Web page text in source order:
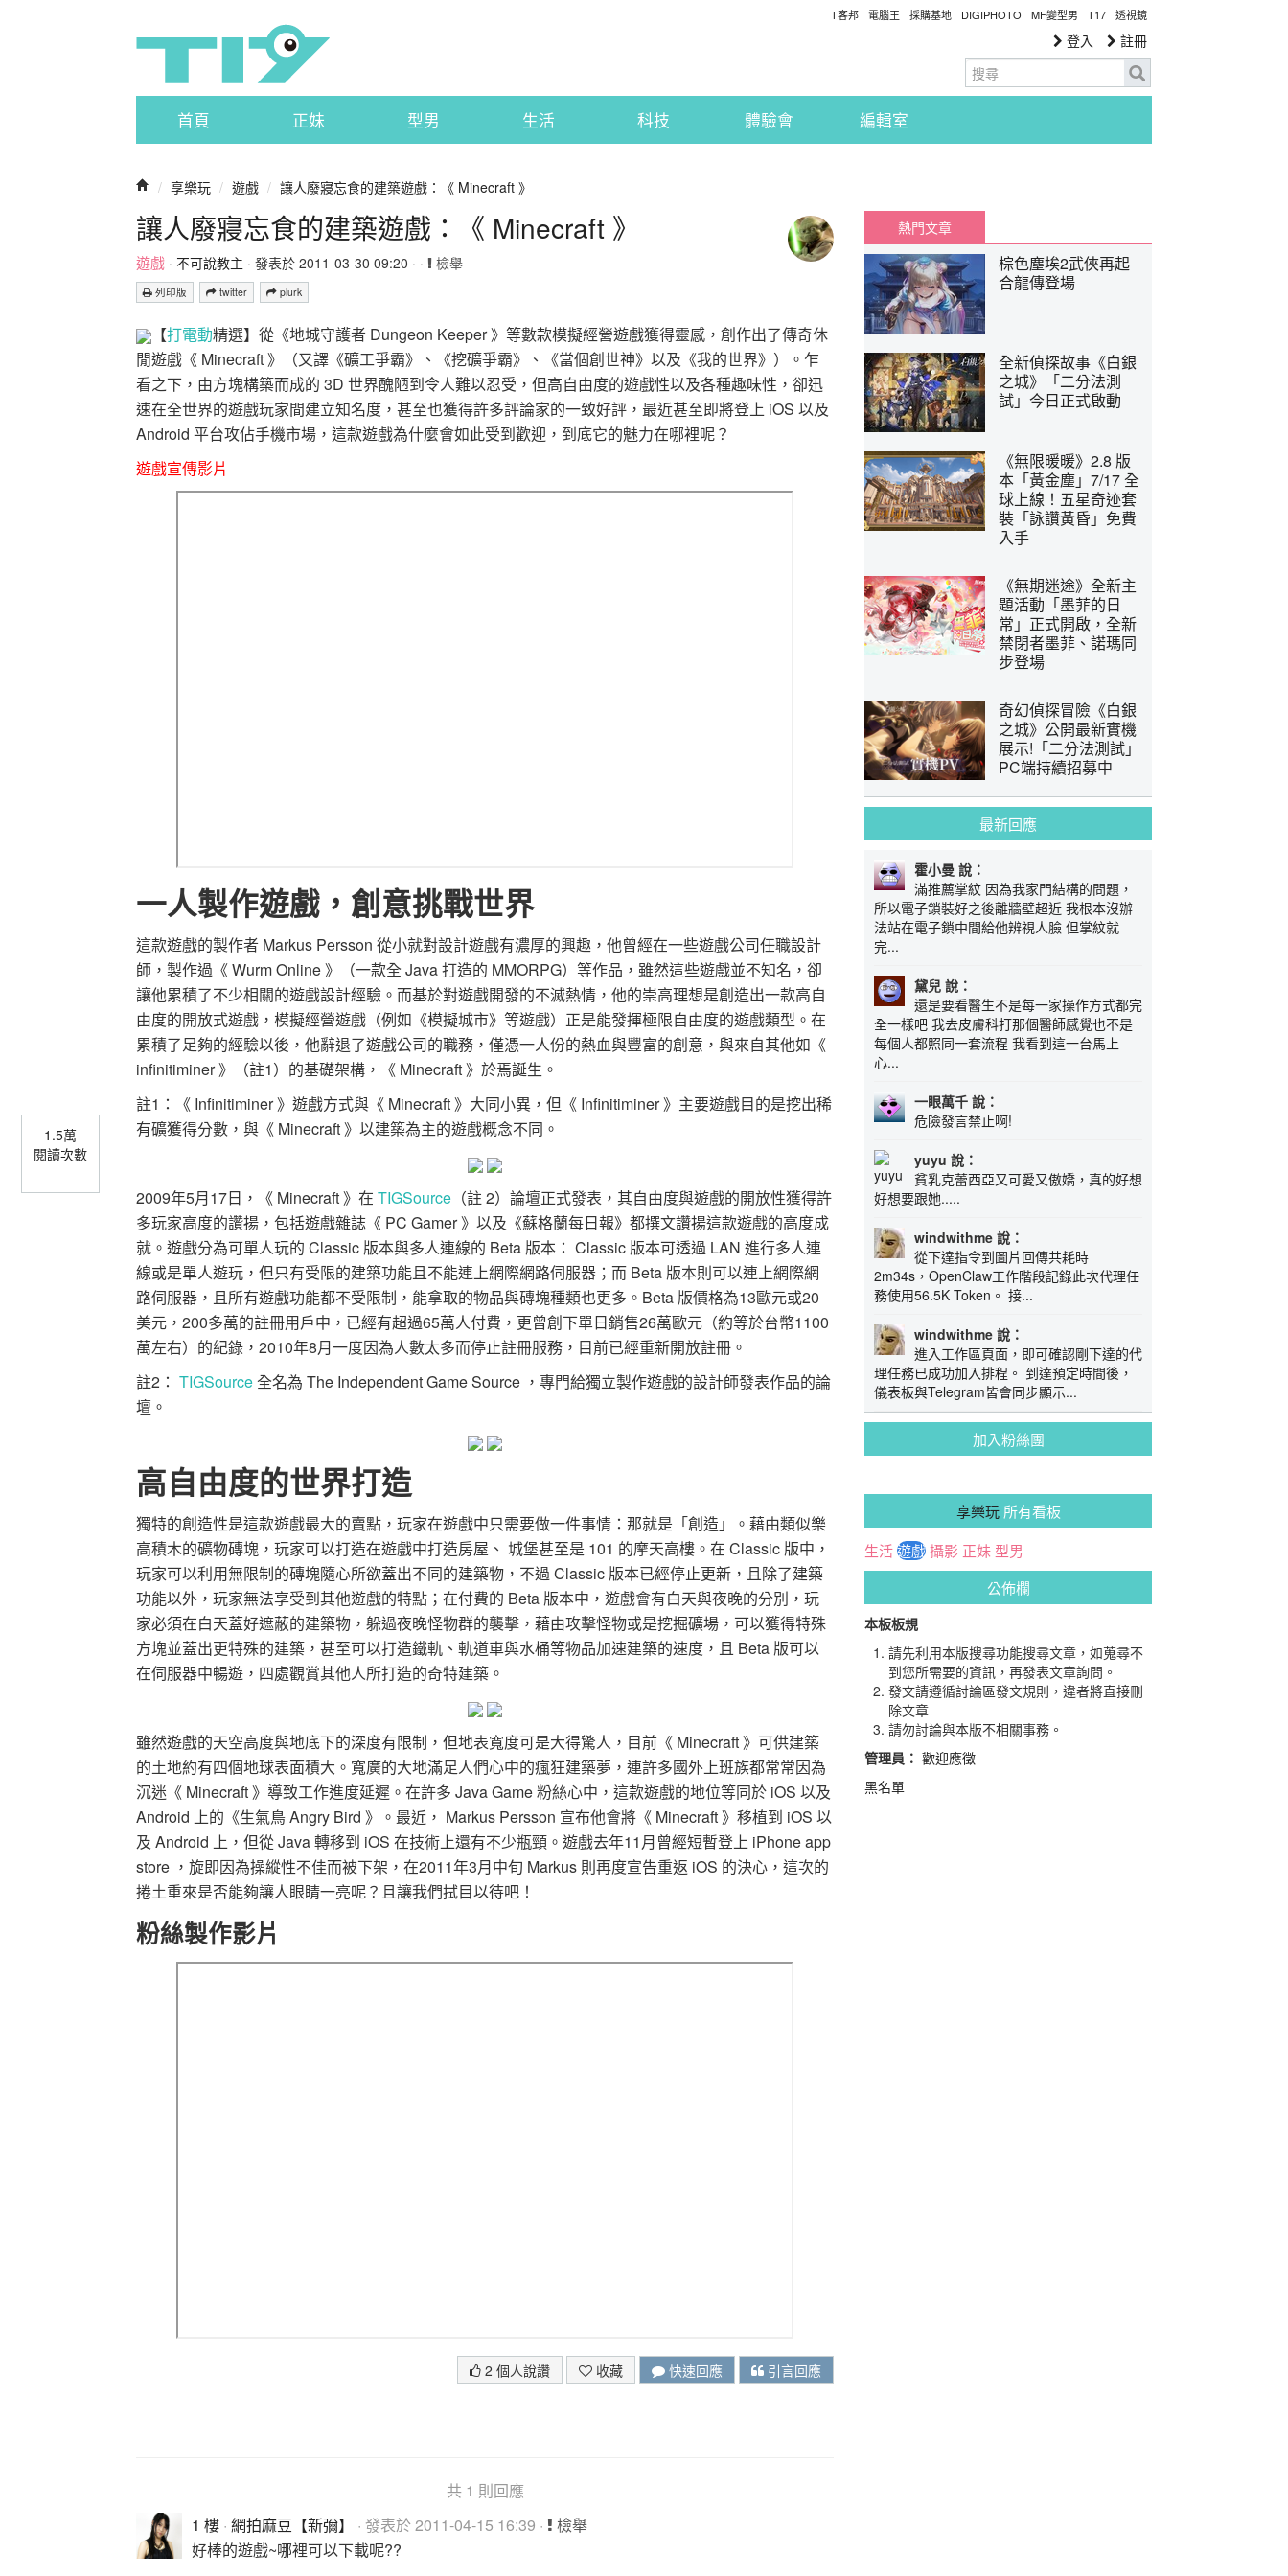
T客邦 電腦王 採購基地 DIGIPHOTO MF變型男 T17 透視鏡
登入 註冊
首頁 正妹 型男 生活 科技 體驗會 編輯室
/ 享樂玩 / 遊戲 / 讓人廢寢忘食的建築遊戲：《 Minecraft 》
讓人廢寢忘食的建築遊戲：《 Minecraft 》
遊戲 · 不可說教主 · 發表於 2011-03-30 09:20 · · 檢舉
列印版 twitter plurk
1.5萬
閱讀次數
【打電動精選】從《地城守護者 Dungeon Keeper 》等數款模擬經營遊戲獲得靈感，創作出了傳奇休
閒遊戲《 Minecraft 》（又譯《礦工爭霸》、《挖礦爭霸》、《當個創世神》以及《我的世界》）。乍
看之下，由方塊構築而成的 3D 世界醜陋到令人難以忍受，但高自由度的遊戲性以及各種趣味性，卻迅
速在全世界的遊戲玩家間建立知名度，甚至也獲得許多評論家的一致好評，最近甚至即將登上 iOS 以及
Android 平台攻佔手機市場，這款遊戲為什麼會如此受到歡迎，到底它的魅力在哪裡呢？
遊戲宣傳影片
一人製作遊戲，創意挑戰世界
這款遊戲的製作者 Markus Persson 從小就對設計遊戲有濃厚的興趣，他曾經在一些遊戲公司任職設計
師，製作過《 Wurm Online 》（一款全 Java 打造的 MMORPG）等作品，雖然這些遊戲並不知名，卻
讓他累積了不少相關的遊戲設計經驗。而基於對遊戲開發的不滅熱情，他的崇高理想是創造出一款高自
由度的開放式遊戲，模擬經營遊戲（例如《模擬城市》等遊戲）正是能發揮極限自由度的遊戲類型。在
累積了足夠的經驗以後，他辭退了遊戲公司的職務，僅憑一人份的熱血與豐富的創意，與來自其他如《
infinitiminer 》（註1）的基礎架構，《 Minecraft 》於焉誕生。
註1：《 Infinitiminer 》遊戲方式與《 Minecraft 》大同小異，但《 Infinitiminer 》主要遊戲目的是挖出稀
有礦獲得分數，與《 Minecraft 》以建築為主的遊戲概念不同。
2009年5月17日，《 Minecraft 》在 TIGSource （註 2）論壇正式發表，其自由度與遊戲的開放性獲得許
多玩家高度的讚揚，包括遊戲雜誌《 PC Gamer 》以及《蘇格蘭每日報》都撰文讚揚這款遊戲的高度成
就。遊戲分為可單人玩的 Classic 版本與多人連線的 Beta 版本： Classic 版本可透過 LAN 進行多人連
線或是單人遊玩，但只有受限的建築功能且不能連上網際網路伺服器；而 Beta 版本則可以連上網際網
路伺服器，且所有遊戲功能都不受限制，能拿取的物品與磚塊種類也更多。Beta 版價格為13歐元或20
美元，200多萬的註冊用戶中，已經有超過65萬人付費，更曾創下單日銷售26萬歐元（約等於台幣1100
萬左右）的紀錄，2010年8月一度因為人數太多而停止註冊服務，目前已經重新開放註冊。
註2： TIGSource全名為 The Independent Game Source ，專門給獨立製作遊戲的設計師發表作品的論
壇。
高自由度的世界打造
獨特的創造性是這款遊戲最大的賣點，玩家在遊戲中只需要做一件事情：那就是「創造」。藉由類似樂
高積木的礦物磚塊，玩家可以打造在遊戲中打造房屋、 城堡甚至是 101 的摩天高樓。在 Classic 版中，
玩家可以利用無限制的磚塊隨心所欲蓋出不同的建築物，不過 Classic 版本已經停止更新，且除了建築
功能以外，玩家無法享受到其他遊戲的特點；在付費的 Beta 版本中，遊戲會有白天與夜晚的分別，玩
家必須在白天蓋好遮蔽的建築物，躲過夜晚怪物群的襲擊，藉由攻擊怪物或是挖掘礦場，可以獲得特殊
方塊並蓋出更特殊的建築，甚至可以打造鐵軌、軌道車與水桶等物品加速建築的速度，且 Beta 版可以
在伺服器中暢遊，四處觀賞其他人所打造的奇特建築。
雖然遊戲的天空高度與地底下的深度有限制，但地表寬度可是大得驚人，目前《 Minecraft 》可供建築
的土地約有四個地球表面積大。寬廣的大地滿足人們心中的瘋狂建築夢，連許多國外上班族都常常因為
沉迷《 Minecraft 》導致工作進度延遲。在許多 Java Game 粉絲心中，這款遊戲的地位等同於 iOS 以及
Android 上的《生氣鳥 Angry Bird 》。最近， Markus Persson 宣布他會將《 Minecraft 》移植到 iOS 以
及 Android 上，但從 Java 轉移到 iOS 在技術上還有不少瓶頸。遊戲去年11月曾經短暫登上 iPhone app
store ，旋即因為操縱性不佳而被下架，在2011年3月中旬 Markus 則再度宣告重返 iOS 的決心，這次的
捲土重來是否能夠讓人眼睛一亮呢？且讓我們拭目以待吧！
粉絲製作影片
2 個人說讚 收藏 快速回應 引言回應
共 1 則回應
1 樓 · 網拍麻豆【新彌】 · 發表於 2011-04-15 16:39 ·
檢舉
好棒的遊戲~哪裡可以下載呢??
熱門文章
棕色塵埃2武俠再起
合龍傳登場
全新偵探故事《白銀
之城》「二分法測
試」今日正式啟動
《無限暖暖》2.8 版
本「黃金塵」7/17 全
球上線！五星奇迹套
裝「詠讚黃昏」免費
入手
《無期迷途》全新主
題活動「墨菲的日
常」正式開啟，全新
禁閉者墨菲、諾瑪同
步登場
奇幻偵探冒險《白銀
之城》公開最新實機
展示!「二分法測試」
PC端持續招募中
最新回應
霍小曼 說：
滿推薦掌紋 因為我家門結構的問題，
所以電子鎖裝好之後離牆壁超近 我根本沒辦
法站在電子鎖中間給他辨視人臉 但掌紋就
完...
黛兒 說：
還是要看醫生不是每一家操作方式都完
全一樣吧 我去皮膚科打那個醫師感覺也不是
每個人都照同一套流程 我看到這一台馬上
心...
一眼萬千 說：
危險發言禁止啊!
yuyu 說：
貧乳克蕾西亞又可愛又傲嬌，真的好想
好想要跟她.....
windwithme 說：
從下達指令到圖片回傳共耗時
2m34s，OpenClaw工作階段記錄此次代理任
務使用56.5K Token。 接...
windwithme 說：
進入工作區頁面，即可確認剛下達的代
理任務已成功加入排程。 到達預定時間後，
儀表板與Telegram皆會同步顯示...
加入粉絲團
享樂玩所有看板
生活遊戲攝影 正妹 型男
公佈欄
本板板規
請先利用本版搜尋功能搜尋文章，如蒐尋不
到您所需要的資訊，再發表文章詢問。
發文請遵循討論區發文規則，違者將直接刪
除文章
請勿討論與本版不相關事務。
管理員： 歡迎應徵
黑名單